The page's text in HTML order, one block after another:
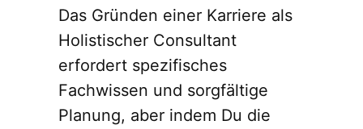
Das Gründen einer Karriere als
Holistischer Consultant
erfordert spezifisches
Fachwissen und sorgfältige
Planung, aber indem Du die